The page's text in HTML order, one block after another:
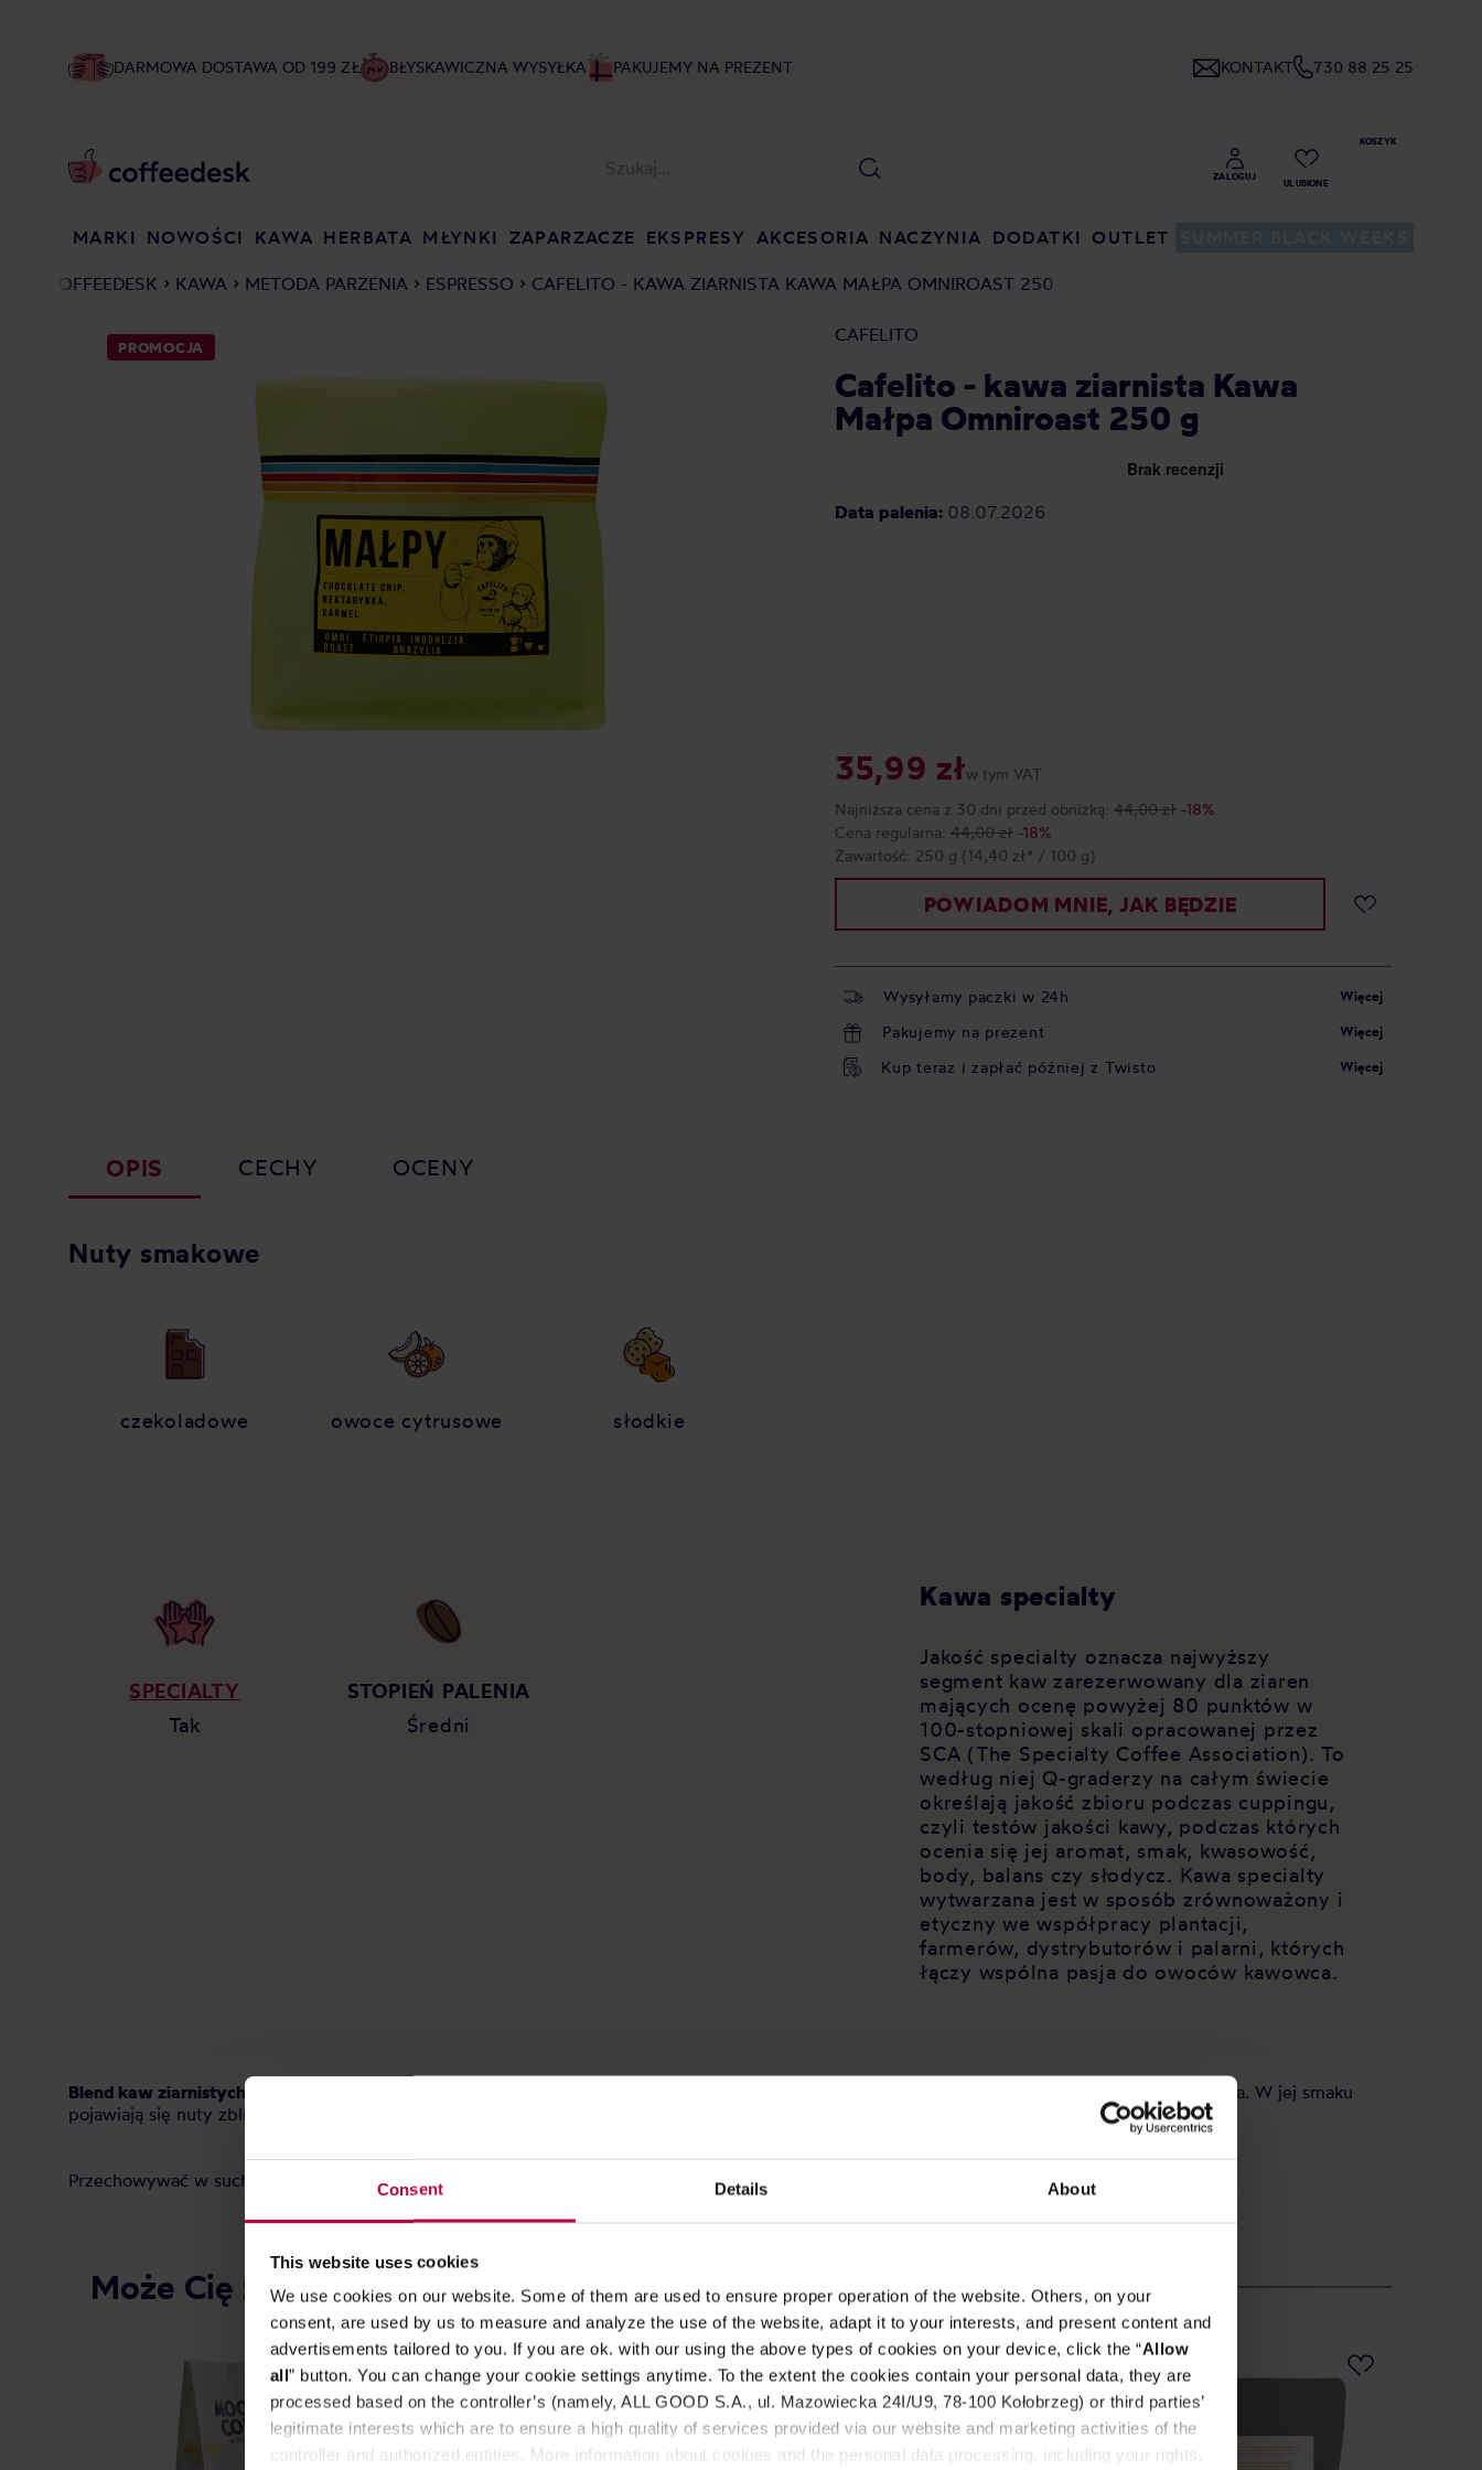
Consent Details About
This website uses cookies
We use cookies on our website. Some of them are used to ensure proper operation of the website. Others, on your
consent, are used by us to measure and analyze the use of the website, adapt it to your interests, and present content and
advertisements tailored to you. If you are ok. with our using the above types of cookies on your device, click the “Allow
all” button. You can change your cookie settings anytime. To the extent the cookies contain your personal data, they are
processed based on the controller’s (namely, ALL GOOD S.A., ul. Mazowiecka 24I/U9, 78-100 Kołobrzeg) or third parties’
legitimate interests which are to ensure a high quality of services provided via our website and marketing activities of the
controller and authorized entities. More information about cookies and the personal data processing, including your rights,
DARMOWA DOSTAWA OD 199 ZŁ BŁYSKAWICZNA WYSYŁKA PAKUJEMY NA PREZENT KONTAKT 730 88 25 25
MARKI NOWOŚCI KAWA HERBATA MŁYNKI ZAPARZACZE EKSPRESY AKCESORIA NACZYNIA DODATKI OUTLET
COFFEEDESK KAWA METODA PARZENIA ESPRESSO CAFELITO - KAWA ZIARNISTA KAWA MAŁPA OMNIROAST 250 G
PROMOCJA
CAFELITO
Cafelito - kawa ziarnista Kawa
Małpa Omniroast 250 g
Data palenia: 08.07.2026
35,99 złw tym VAT
Najniższa cena z 30 dni przed obniżką: 44,00 zł -18%
Cena regularna: 44,00 zł -18%
Zawartość: 250 g (14,40 zł* / 100 g)
POWIADOM MNIE, JAK BĘDZIE
Wysyłamy paczki w 24h Więcej
Pakujemy na prezent Więcej
Kup teraz i zapłać później z Twisto Więcej
OPIS CECHY OCENY
Nuty smakowe
czekoladowe owoce cytrusowe słodkie
SPECIALTY
Tak
STOPIEŃ PALENIA
Średni
Kawa specialty
Jakość specialty oznacza najwyższy
segment kaw zarezerwowany dla ziaren
mających ocenę powyżej 80 punktów w
100-stopniowej skali opracowanej przez
SCA (The Specialty Coffee Association). To
według niej Q-graderzy na całym świecie
określają jakość zbioru podczas cuppingu,
czyli testów jakości kawy, podczas których
ocenia się jej aromat, smak, kwasowość,
body, balans czy słodycz. Kawa specialty
wytwarzana jest w sposób zrównoważony i
etyczny we współpracy plantacji,
farmerów, dystrybutorów i palarni, których
łączy wspólna pasja do owoców kawowca.
Blend kaw ziarnistych jakości specialty
, idealna do wszystkich metod parzenia. W jej smaku
pojawiają się nuty zbliżone do
Przechowywać w suchym i chłodnym miejscu.
Może Cię zainteresować